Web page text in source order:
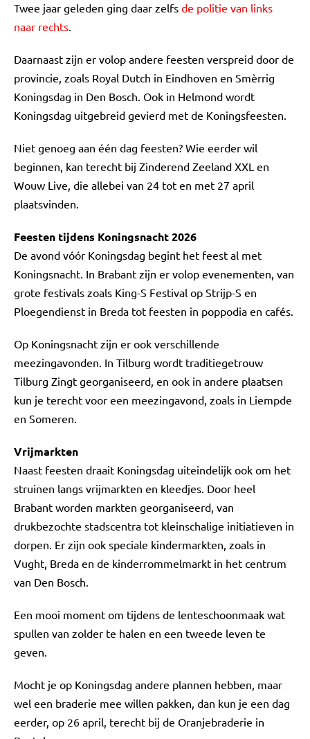
Twee jaar geleden ging daar zelfs de politie van links
naar rechts.
Daarnaast zijn er volop andere feesten verspreid door de
provincie, zoals Royal Dutch in Eindhoven en Smèrrig
Koningsdag in Den Bosch. Ook in Helmond wordt
Koningsdag uitgebreid gevierd met de Koningsfeesten.
Niet genoeg aan één dag feesten? Wie eerder wil
beginnen, kan terecht bij Zinderend Zeeland XXL en
Wouw Live, die allebei van 24 tot en met 27 april
plaatsvinden.
Feesten tijdens Koningsnacht 2026
De avond vóór Koningsdag begint het feest al met
Koningsnacht. In Brabant zijn er volop evenementen, van
grote festivals zoals King-S Festival op Strijp-S en
Ploegendienst in Breda tot feesten in poppodia en cafés.
Op Koningsnacht zijn er ook verschillende
meezingavonden. In Tilburg wordt traditiegetrouw
Tilburg Zingt georganiseerd, en ook in andere plaatsen
kun je terecht voor een meezingavond, zoals in Liempde
en Someren.
Vrijmarkten
Naast feesten draait Koningsdag uiteindelijk ook om het
struinen langs vrijmarkten en kleedjes. Door heel
Brabant worden markten georganiseerd, van
drukbezochte stadscentra tot kleinschalige initiatieven in
dorpen. Er zijn ook speciale kindermarkten, zoals in
Vught, Breda en de kinderrommelmarkt in het centrum
van Den Bosch.
Een mooi moment om tijdens de lenteschoonmaak wat
spullen van zolder te halen en een tweede leven te
geven.
Mocht je op Koningsdag andere plannen hebben, maar
wel een braderie mee willen pakken, dan kun je een dag
eerder, op 26 april, terecht bij de Oranjebraderie in